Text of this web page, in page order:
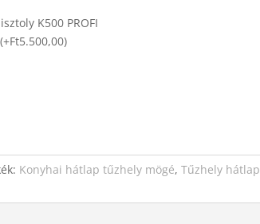
K500 PROFI
Ft5.500,00)
Konyhai hátlap tűzhely mögé,Tűzhely hátlap